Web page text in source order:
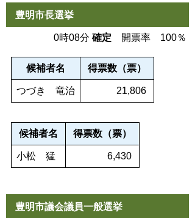
豊明市長選挙
0時08分 確定 開票率 100％
候補者名 得票数（票）
つづき 竜治 21,806
候補者名 得票数（票）
小松 猛 6,430
豊明市議会議員一般選挙